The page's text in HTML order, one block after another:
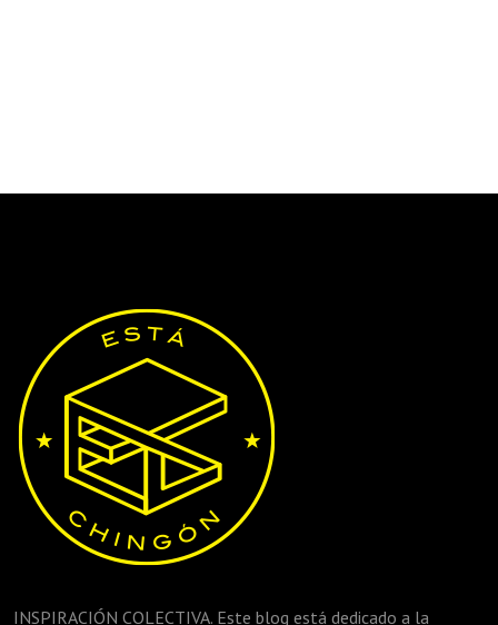
INSPIRACIÓN COLECTIVA. Este blog está dedicado a la